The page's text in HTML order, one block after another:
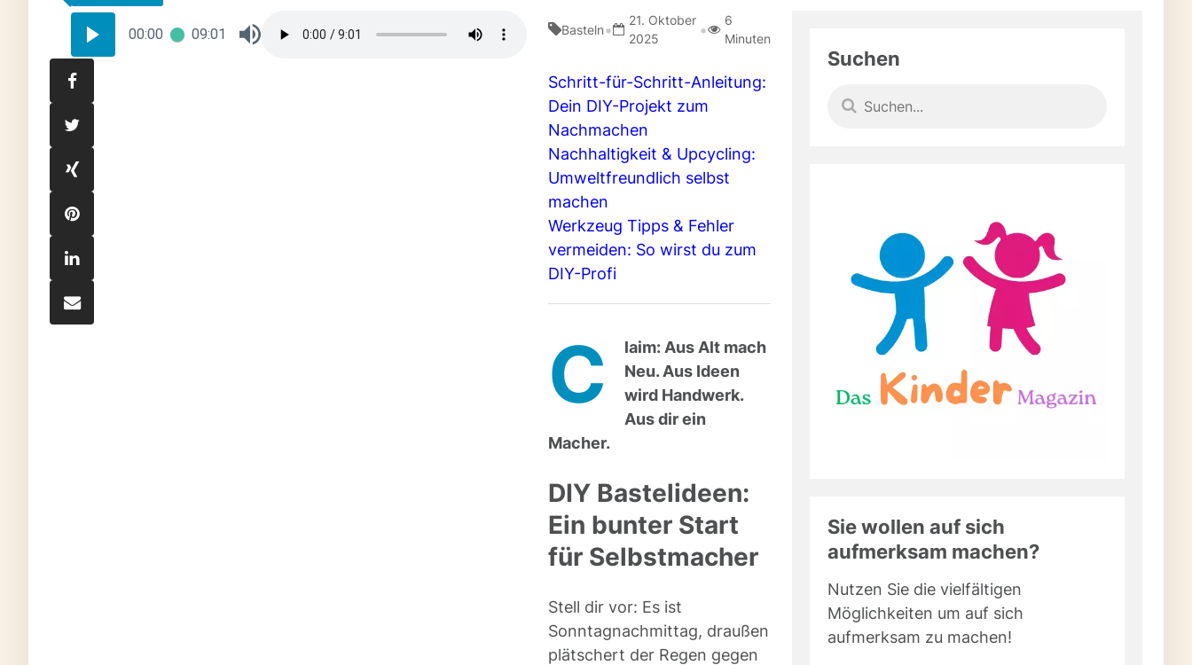
00:00 09:01 Basteln•
21. Oktober
2025
•
6
Minuten
Schritt-für-Schritt-Anleitung:
Dein DIY-Projekt zum
Nachmachen
Nachhaltigkeit & Upcycling:
Umweltfreundlich selbst
machen
Werkzeug Tipps & Fehler
vermeiden: So wirst du zum
DIY-Profi
C
laim: Aus Alt mach
Neu. Aus Ideen
wird Handwerk.
Aus dir ein
Macher.
DIY Bastelideen:
Ein bunter Start
für Selbstmacher
Stell dir vor: Es ist
Sonntagnachmittag, draußen
plätschert der Regen gegen
Suchen
Sie wollen auf sich
aufmerksam machen?
Nutzen Sie die vielfältigen
Möglichkeiten um auf sich
aufmerksam zu machen!